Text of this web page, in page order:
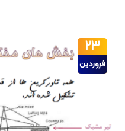
23
فروردین